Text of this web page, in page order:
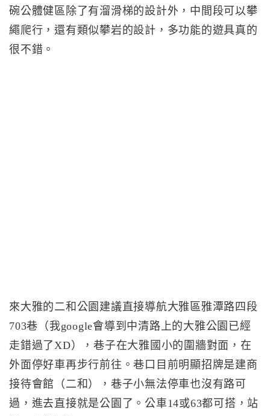
碗公體健區除了有溜滑梯的設計外，中間段可以攀
繩爬行，還有類似攀岩的設計，多功能的遊具真的
很不錯。
來大雅的二和公園建議直接導航大雅區雅潭路四段
703巷（我google會導到中清路上的大雅公園已經
走錯過了XD），巷子在大雅國小的圍牆對面，在
外面停好車再步行前往。巷口目前明顯招牌是建商
接待會館（二和），巷子小無法停車也沒有路可
過，進去直接就是公園了。公車14或63都可搭，站